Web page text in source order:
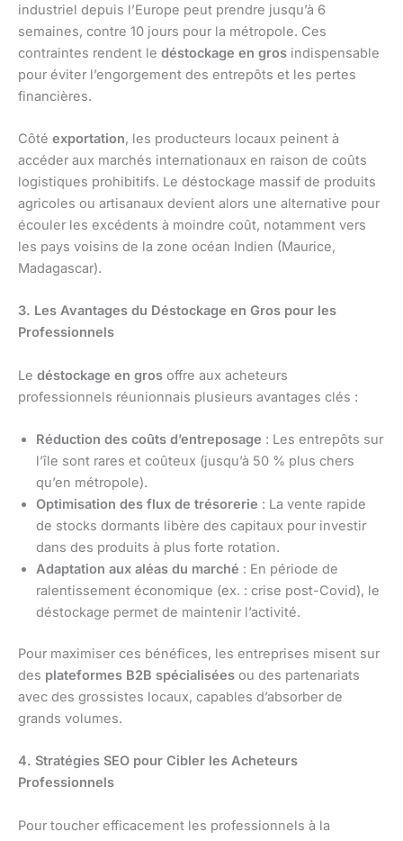
industriel depuis l’Europe peut prendre jusqu’à 6
semaines, contre 10 jours pour la métropole. Ces
contraintes rendent le déstockage en gros indispensable
pour éviter l’engorgement des entrepôts et les pertes
financières.
Côté exportation, les producteurs locaux peinent à
accéder aux marchés internationaux en raison de coûts
logistiques prohibitifs. Le déstockage massif de produits
agricoles ou artisanaux devient alors une alternative pour
écouler les excédents à moindre coût, notamment vers
les pays voisins de la zone océan Indien (Maurice,
Madagascar).
3. Les Avantages du Déstockage en Gros pour les
Professionnels
Le déstockage en gros offre aux acheteurs
professionnels réunionnais plusieurs avantages clés :
Réduction des coûts d’entreposage : Les entrepôts sur
l’île sont rares et coûteux (jusqu’à 50 % plus chers
qu’en métropole).
Optimisation des flux de trésorerie : La vente rapide
de stocks dormants libère des capitaux pour investir
dans des produits à plus forte rotation.
Adaptation aux aléas du marché : En période de
ralentissement économique (ex. : crise post-Covid), le
déstockage permet de maintenir l’activité.
Pour maximiser ces bénéfices, les entreprises misent sur
des plateformes B2B spécialisées ou des partenariats
avec des grossistes locaux, capables d’absorber de
grands volumes.
4. Stratégies SEO pour Cibler les Acheteurs
Professionnels
Pour toucher efficacement les professionnels à la